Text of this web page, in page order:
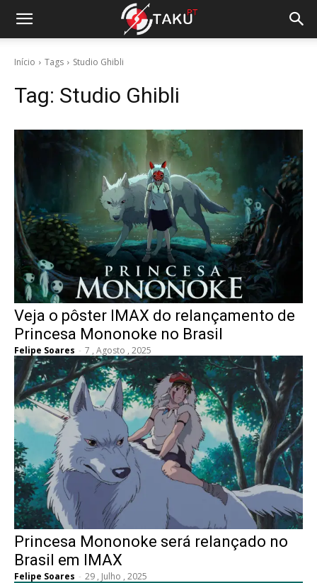
Início Tags Studio Ghibli
Tag: Studio Ghibli
Veja o pôster IMAX do relançamento de
Princesa Mononoke no Brasil
Felipe Soares - 7 , Agosto , 2025
Princesa Mononoke será relançado no
Brasil em IMAX
Felipe Soares - 29 , Julho , 2025